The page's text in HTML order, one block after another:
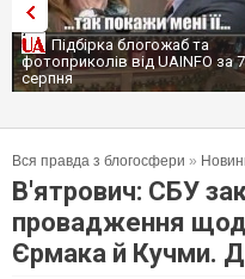
Експослу в США Стефанішиній
обрали запобіжний захід
Вся правда з блогосфери »
В'ятрович: СБУ
провадження
Єрмака й Кучми.